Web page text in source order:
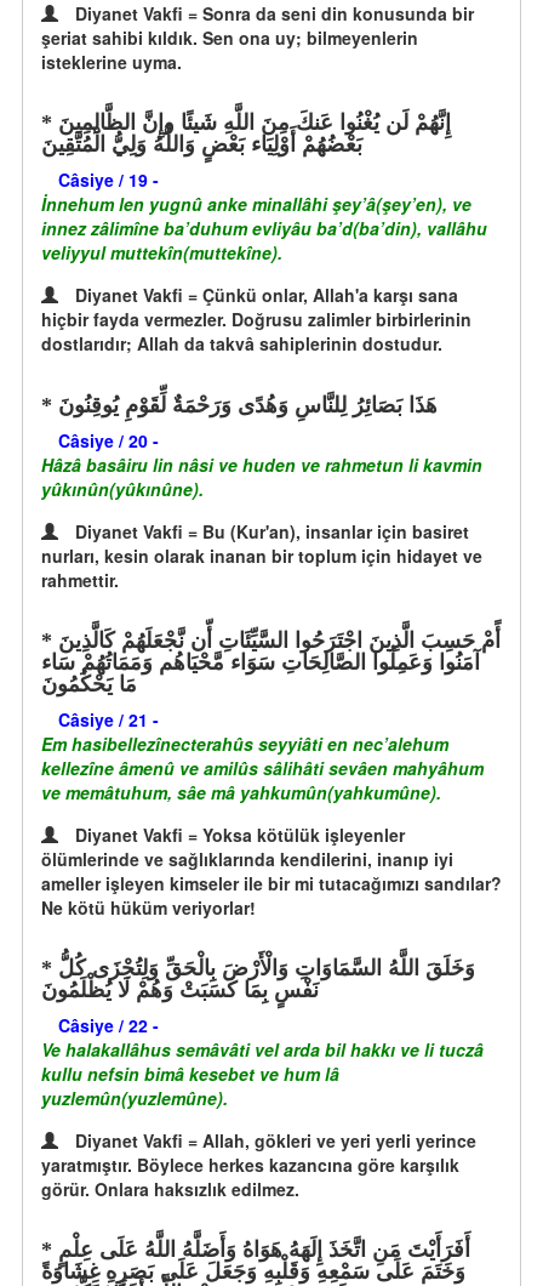
Diyanet Vakfi = Sonra da seni din konusunda bir
şeriat sahibi kıldık. Sen ona uy; bilmeyenlerin
isteklerine uyma.
بَعْضُهُمْ أَوْلِيَاء بَعْضٍ وَاللَّهُ وَلِيُّ الْمُتَّقِينَ
Câsiye / 19 -
İnnehum len yugnû anke minallâhi şey’â(şey’en), ve
innez zâlimîne ba’duhum evliyâu ba’d(ba’din), vallâhu
veliyyul muttekîn(muttekîne).
Diyanet Vakfi = Çünkü onlar, Allah'a karşı sana
hiçbir fayda vermezler. Doğrusu zalimler birbirlerinin
dostlarıdır; Allah da takvâ sahiplerinin dostudur.
هَذَا بَصَائِرُ لِلنَّاسِ وَهُدًى وَرَحْمَةٌ لِّقَوْمِ يُوقِنُونَ
Câsiye / 20 -
Hâzâ basâiru lin nâsi ve huden ve rahmetun li kavmin
yûkınûn(yûkınûne).
Diyanet Vakfi = Bu (Kur'an), insanlar için basiret
nurları, kesin olarak inanan bir toplum için hidayet ve
rahmettir.
آمَنُوا وَعَمِلُوا الصَّالِحَاتِ سَوَاء مَّحْيَاهُم وَمَمَاتُهُمْ سَاء
مَا يَحْكُمُونَ
Câsiye / 21 -
Em hasibellezînecterahûs seyyiâti en nec’alehum
kellezîne âmenû ve amilûs sâlihâti sevâen mahyâhum
ve memâtuhum, sâe mâ yahkumûn(yahkumûne).
Diyanet Vakfi = Yoksa kötülük işleyenler
ölümlerinde ve sağlıklarında kendilerini, inanıp iyi
ameller işleyen kimseler ile bir mi tutacağımızı sandılar?
Ne kötü hüküm veriyorlar!
نَفْسٍ بِمَا كَسَبَتْ وَهُمْ لَا يُظْلَمُونَ
Câsiye / 22 -
Ve halakallâhus semâvâti vel arda bil hakkı ve li tuczâ
kullu nefsin bimâ kesebet ve hum lâ
yuzlemûn(yuzlemûne).
Diyanet Vakfi = Allah, gökleri ve yeri yerli yerince
yaratmıştır. Böylece herkes kazancına göre karşılık
görür. Onlara haksızlık edilmez.
وَخَتَمَ عَلَى سَمْعِهِ وَقَلْبِهِ وَجَعَلَ عَلَى بَصَرِهِ غِشَاوَةً